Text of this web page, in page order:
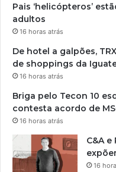
Pais ‘helicópteros’
adultos
16 horas atrás
De hotel a galpões,
de shoppings da
16 horas atrás
Briga pelo Tecon 10
contesta acordo de
16 horas atrás
C&A
16